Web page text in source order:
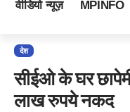
वीडियो न्यूज़ MPINFO
देश
सीईओ के घर
लाख रुपये नकद